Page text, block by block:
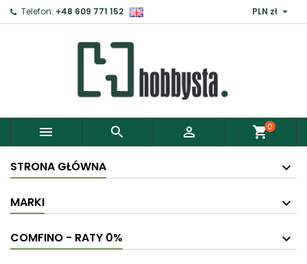
Telefon: +48 609 771 152 PLN zł 
   shopping_cart0
STRONA GŁÓWNA
MARKI
COMFINO - RATY 0%
Zaloguj ×
Aby zapisać produkty do Schowka, musisz się
Anuluj Zaloguj